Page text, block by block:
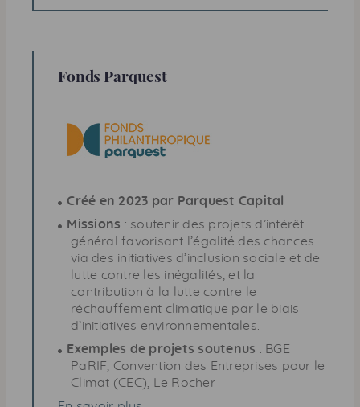
Fonds Parquest
Créé en 2023 par Parquest Capital
Missions : soutenir des projets d’intérêt
général favorisant l’égalité des chances
via des initiatives d’inclusion sociale et de
lutte contre les inégalités, et la
contribution à la lutte contre le
réchauffement climatique par le biais
d’initiatives environnementales.
Exemples de projets soutenus : BGE
PaRIF, Convention des Entreprises pour le
Climat (CEC), Le Rocher